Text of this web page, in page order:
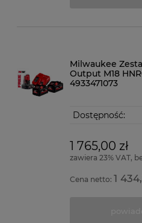
Milwaukee
Output M18
4933471073
Dostępność:
1 765,00 zł
zawiera 23% VAT,
Cena netto:1